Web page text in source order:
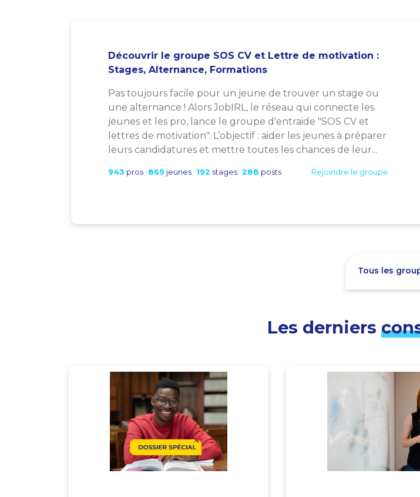
Découvrir le groupe SOS CV et Lettre de motivation :
Stages, Alternance, Formations
Pas toujours facile pour un jeune de trouver un stage ou
une alternance ! Alors JobIRL, le réseau qui connecte les
jeunes et les pro, lance le groupe d'entraide "SOS CV et
lettres de motivation". L’objectif : aider les jeunes à préparer
leurs candidatures et mettre toutes les chances de leur...
943 pros 869 jeunes 192 stages 288 posts Rejoindre le groupe
Tous les
Les derniers